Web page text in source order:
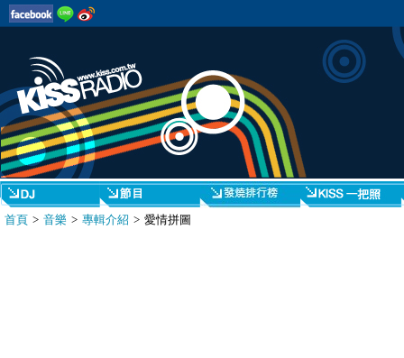
首頁 > 音樂 > 專輯介紹 > 愛情拼圖